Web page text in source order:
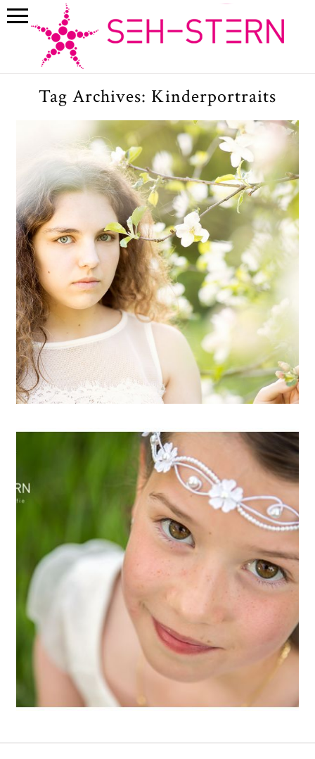
Tag Archives: Kinderportraits
Zauberhafte Kinderfotos unter
Apfelblüten in München:
ARTIKEL ÖFFNEN
Familienfotos zur Kommunion
/ Familienfotografie Muenchen
ARTIKEL ÖFFNEN